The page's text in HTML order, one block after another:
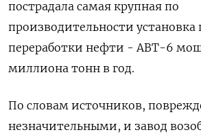
пострадала самая крупная по
производительности
переработки нефти - АВТ-6
миллиона тонн в год.
По словам источников,
незначительными, и завод